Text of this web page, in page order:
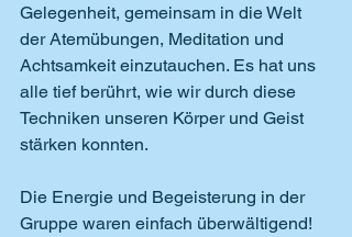
Gelegenheit, gemeinsam in die Welt
der Atemübungen, Meditation und
Achtsamkeit einzutauchen. Es hat uns
alle tief berührt, wie wir durch diese
Techniken unseren Körper und Geist
stärken konnten.
Die Energie und Begeisterung in der
Gruppe waren einfach überwältigend!